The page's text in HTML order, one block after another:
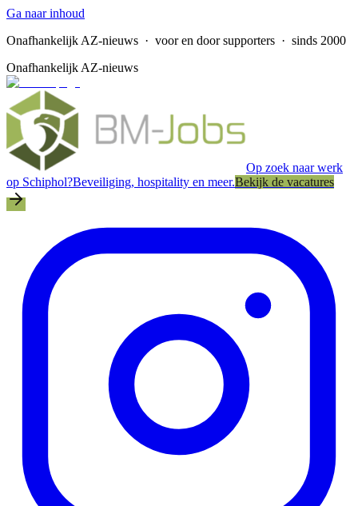
Ga naar inhoud
Onafhankelijk AZ-nieuws · voor en door supporters · sinds 2000
Onafhankelijk AZ-nieuws
Op zoek naar werk
op Schiphol?Beveiliging, hospitality en meer.Bekijk de vacatures